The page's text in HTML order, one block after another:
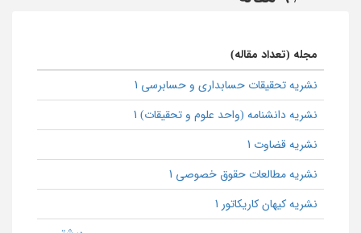
مجله (تعداد مقاله)
نشریه تحقیقات حسابداری و حسابرسی 1
نشریه دانشنامه (واحد علوم و تحقیقات) 1
نشریه قضاوت 1
نشریه مطالعات حقوق خصوصی 1
نشریه کیهان کاریکاتور 1